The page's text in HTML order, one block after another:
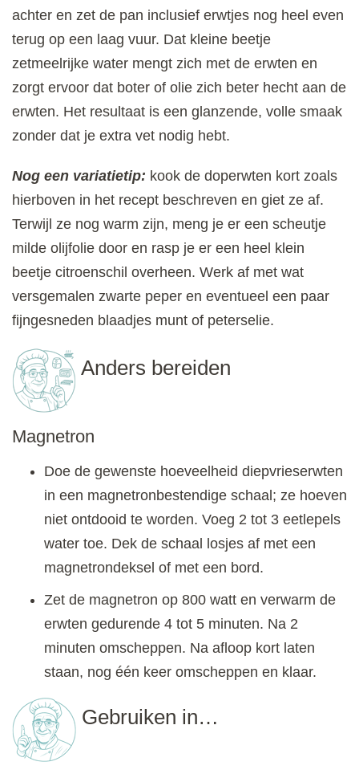
achter en zet de pan inclusief erwtjes nog heel even
terug op een laag vuur. Dat kleine beetje
zetmeelrijke water mengt zich met de erwten en
zorgt ervoor dat boter of olie zich beter hecht aan de
erwten. Het resultaat is een glanzende, volle smaak
zonder dat je extra vet nodig hebt.
Nog een variatietip: kook de doperwten kort zoals
hierboven in het recept beschreven en giet ze af.
Terwijl ze nog warm zijn, meng je er een scheutje
milde olijfolie door en rasp je er een heel klein
beetje citroenschil overheen. Werk af met wat
versgemalen zwarte peper en eventueel een paar
fijngesneden blaadjes munt of peterselie.
Anders bereiden
Magnetron
Doe de gewenste hoeveelheid diepvrieserwten
in een magnetronbestendige schaal; ze hoeven
niet ontdooid te worden. Voeg 2 tot 3 eetlepels
water toe. Dek de schaal losjes af met een
magnetrondeksel of met een bord.
Zet de magnetron op 800 watt en verwarm de
erwten gedurende 4 tot 5 minuten. Na 2
minuten omscheppen. Na afloop kort laten
staan, nog één keer omscheppen en klaar.
Gebruiken in…